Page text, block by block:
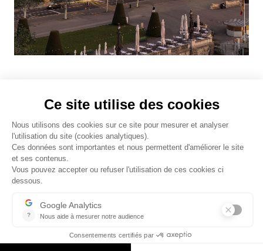
contacter :
info@quaidumontblanc19.com
Conditions générales